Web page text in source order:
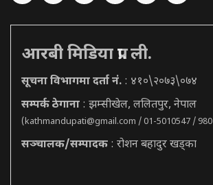
आरबी मिडिया प्रा. ली.
सूचना विभागमा दर्ता नं. : ४१०\२०७३\०७४
सम्पर्क ठेगाना : झम्सीखेल, ललितपुर, नेपाल
(kathmandupati@gmail.com / 01-5010547 /
सञ्चालक/सम्पादक : रोशन बहादुर खड्का